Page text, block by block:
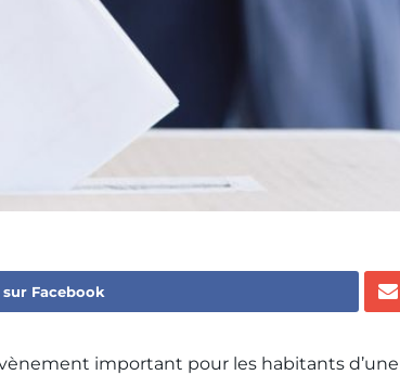
Facebook
important pour les habitants d’une